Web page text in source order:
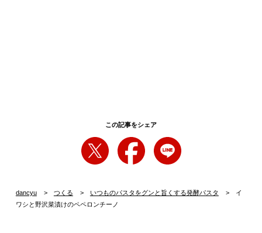
この記事をシェア
dancyu つくる いつものパスタをグンと旨くする発酵パスタ
イ
ワシと野沢菜漬けのペペロンチーノ